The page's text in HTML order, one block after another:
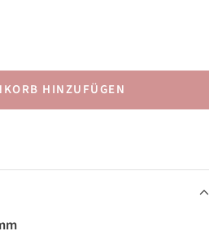
HINZUFÜGEN